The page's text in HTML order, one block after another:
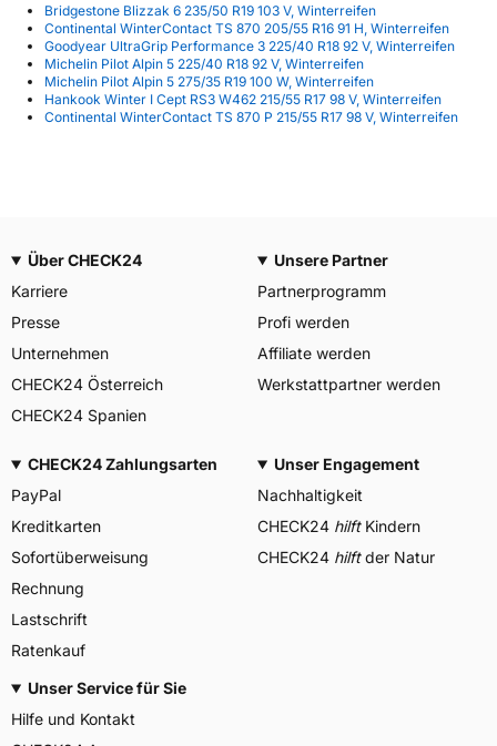
Bridgestone Blizzak 6 235/50 R19 103 V, Winterreifen
Continental WinterContact TS 870 205/55 R16 91 H, Winterreifen
Goodyear UltraGrip Performance 3 225/40 R18 92 V, Winterreifen
Michelin Pilot Alpin 5 225/40 R18 92 V, Winterreifen
Michelin Pilot Alpin 5 275/35 R19 100 W, Winterreifen
Hankook Winter I Cept RS3 W462 215/55 R17 98 V, Winterreifen
Continental WinterContact TS 870 P 215/55 R17 98 V, Winterreifen
Über CHECK24
Karriere
Presse
Unternehmen
CHECK24 Österreich
CHECK24 Spanien
Unsere Partner
Partnerprogramm
Profi werden
Affiliate werden
Werkstattpartner werden
CHECK24 Zahlungsarten
PayPal
Kreditkarten
Sofortüberweisung
Rechnung
Lastschrift
Ratenkauf
Unser Engagement
Nachhaltigkeit
CHECK24 hilftKindern
CHECK24 hilftder Natur
Unser Service für Sie
Hilfe und Kontakt